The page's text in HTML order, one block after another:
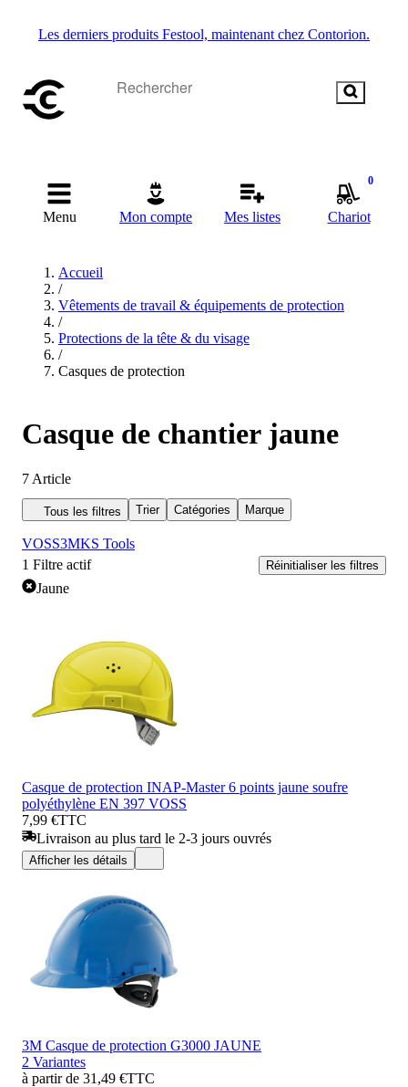
Les derniers produits Festool, maintenant chez Contorion.
Menu Mon compte Mes listes
0
Chariot
Accueil
/
Vêtements de travail & équipements de protection
/
Protections de la tête & du visage
/
Casques de protection
Casque de chantier jaune
7 Article
Tous les filtres Trier Catégories Marque
VOSS3MKS Tools
1 Filtre actif Réinitialiser les filtres
Jaune
Casque de protection INAP-Master 6 points jaune soufre
polyéthylène EN 397 VOSS
7,99 €TTC
Livraison au plus tard le 2-3 jours ouvrés
Afficher les détails
3M Casque de protection G3000 JAUNE
2 Variantes
à partir de 31,49 €TTC